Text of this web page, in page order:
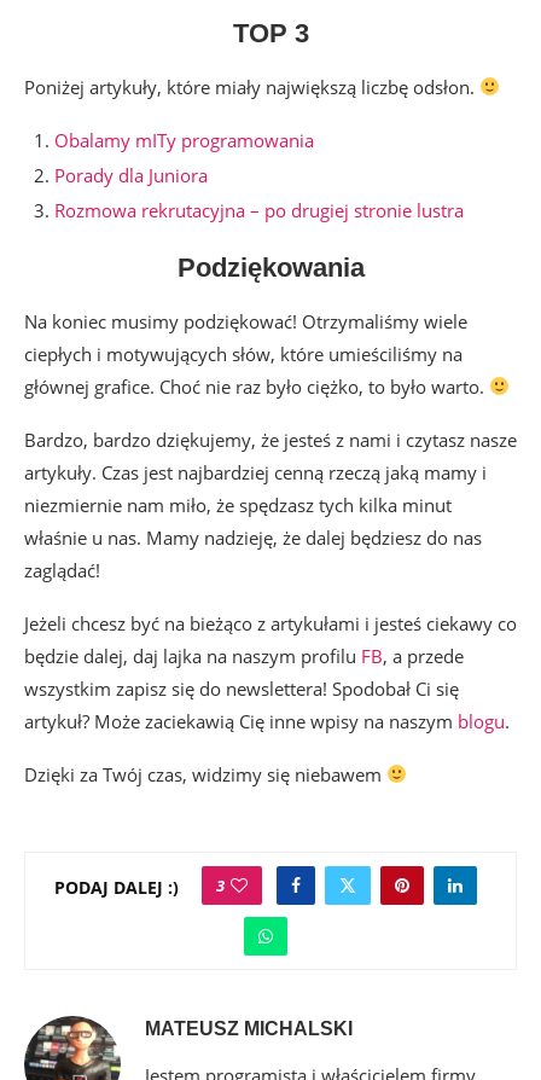
TOP 3
Poniżej artykuły, które miały największą liczbę odsłon.
Obalamy mITy programowania
Porady dla Juniora
Rozmowa rekrutacyjna – po drugiej stronie lustra
Podziękowania
Na koniec musimy podziękować! Otrzymaliśmy wiele
ciepłych i motywujących słów, które umieściliśmy na
głównej grafice. Choć nie raz było ciężko, to było warto.
Bardzo, bardzo dziękujemy, że jesteś z nami i czytasz nasze
artykuły. Czas jest najbardziej cenną rzeczą jaką mamy i
niezmiernie nam miło, że spędzasz tych kilka minut
właśnie u nas. Mamy nadzieję, że dalej będziesz do nas
zaglądać!
Jeżeli chcesz być na bieżąco z artykułami i jesteś ciekawy co
będzie dalej, daj lajka na naszym profilu FB, a przede
wszystkim zapisz się do newslettera! Spodobał Ci się
artykuł? Może zaciekawią Cię inne wpisy na naszym blogu.
Dzięki za Twój czas, widzimy się niebawem
PODAJ DALEJ :) 3
MATEUSZ MICHALSKI
Jestem programistą i właścicielem firmy